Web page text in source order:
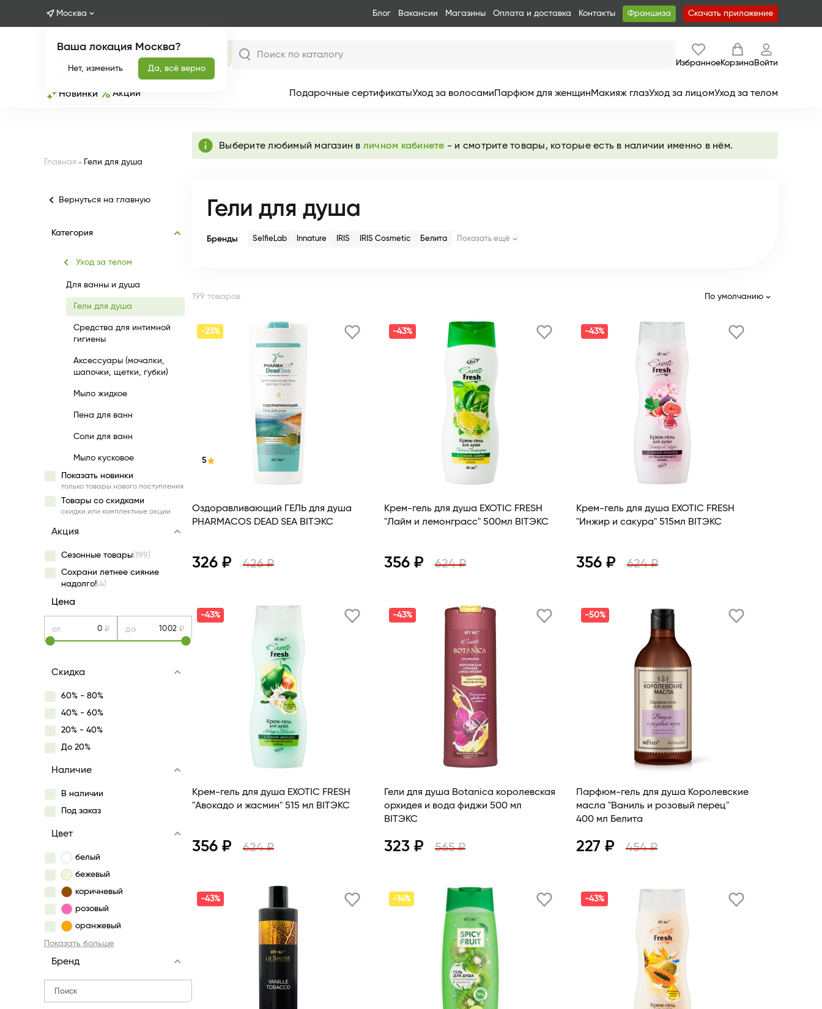
Москва Блог Вакансии Магазины Оплата и доставка Контакты Франшиза Скачать приложение
Ваша локация Москва?
Нет, изменить Да, всё верно
ИзбранноеКорзина Войти
Новинки Акции Подарочные сертификатыУход за волосамиПарфюм для женщинМакияж глазУход за лицомУход за телом
Главная Гели для душа
Вернуться на главную
Категория
Уход за телом
Для ванны и душа
Гели для душа
Средства для интимной
гигиены
Аксессуары (мочалки,
шапочки, щетки, губки)
Мыло жидкое
Пена для ванн
Соли для ванн
Мыло кусковое
Показать новинки
только товары нового поступления
Товары со скидками
скидки или комплектные акции
Акция
Сезонные товары(199)
Сохрани летнее сияние
надолго!(4)
Цена
от ₽ до ₽
Скидка
60% - 80%
40% - 60%
20% - 40%
До 20%
Наличие
В наличии
Под заказ
Цвет
белый
бежевый
коричневый
розовый
оранжевый
Показать больше
Бренд
info Выберите любимый магазин в личном кабинете - и смотрите товары, которые есть в наличии именно в нём.
Гели для душа
Бренды SelfieLab Innature IRIS IRIS Сosmetic Белита Показать ещё
199 товаров По умолчанию
-23%
5
Оздоравливающий ГЕЛЬ для душа
PHARMACOS DEAD SEA BITЭКС
326 ₽ 426 ₽
-43%
Крем-гель для душа EXOTIC FRESH
"Лайм и лемонграсс" 500мл BITЭКС
356 ₽ 624 ₽
-43%
Крем-гель для душа EXOTIC FRESH
"Инжир и сакура" 515мл BITЭКС
356 ₽ 624 ₽
-43%
Крем-гель для душа EXOTIC FRESH
"Авокадо и жасмин" 515 мл BITЭКС
356 ₽ 624 ₽
-43%
Гели для душа Botanica королевская
орхидея и вода фиджи 500 мл
BITЭКС
323 ₽ 565 ₽
-50%
Парфюм-гель для душа Королевские
масла "Ваниль и розовый перец"
400 мл Белита
227 ₽ 454 ₽
-43% -14% -43%